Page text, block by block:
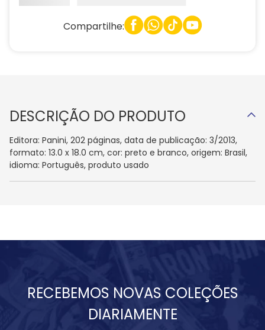
Compartilhe:
DESCRIÇÃO DO PRODUTO
Editora: Panini, 202 páginas, data de publicação: 3/2013,
formato: 13.0 x 18.0 cm, cor: preto e branco, origem: Brasil,
idioma: Português, produto usado
RECEBEMOS NOVAS COLEÇÕES
DIARIAMENTE